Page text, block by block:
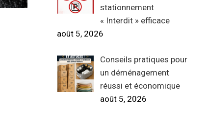
stationnement
« Interdit » efficace
août 5, 2026
Conseils pratiques pour
un déménagement
réussi et économique
août 5, 2026